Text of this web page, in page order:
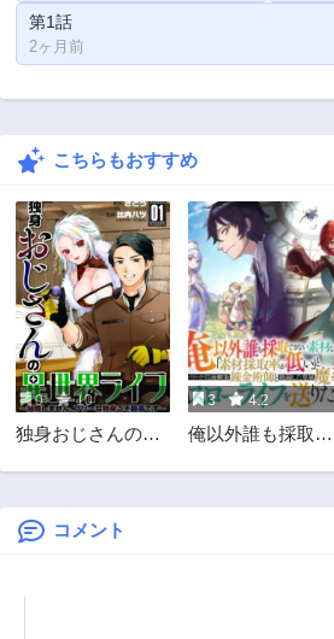
第1話
2ヶ月前
こちらもおすすめ
0 10
独身おじさんの異
な独身こそ最高で
す～
3 4.2
俺以外誰も採取で
い」とパワハラす
コメント